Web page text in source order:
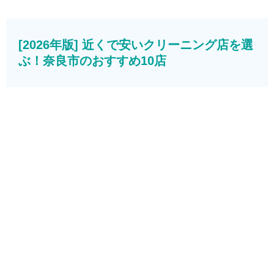
[2026年版] 近くで安いクリーニング店を選
ぶ！奈良市のおすすめ10店